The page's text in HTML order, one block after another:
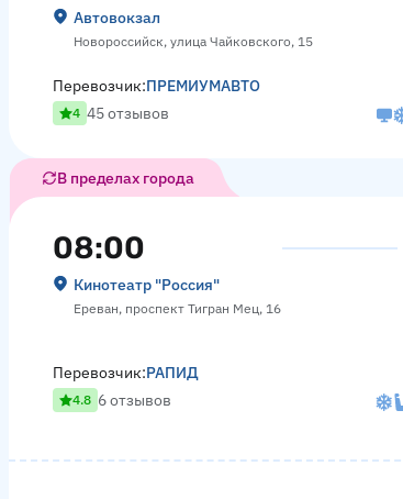
Автовокзал
Новороссийск, улица Чайковского, 15
Перевозчик:ПРЕМИУМАВТО
4 45 отзывов
В пределах города
08:00
Кинотеатр "Россия"
Ереван, проспект Тигран Мец, 16
Перевозчик:РАПИД
4.8 6 отзывов